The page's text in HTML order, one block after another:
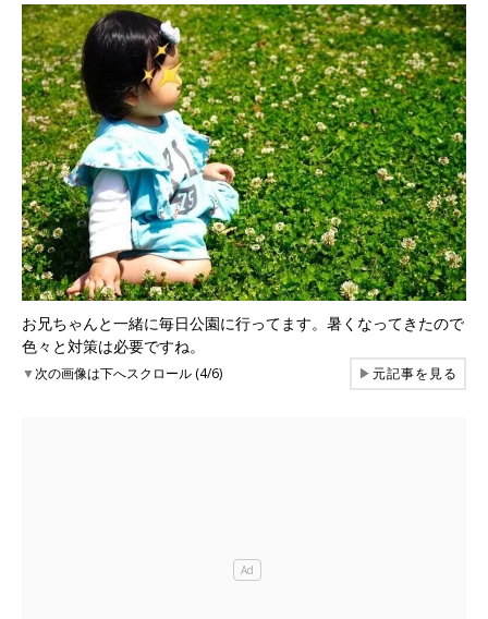
お兄ちゃんと一緒に毎日公園に行ってます。暑くなってきたので
色々と対策は必要ですね。
▼次の画像は下へスクロール (4/6) ▶元記事を見る